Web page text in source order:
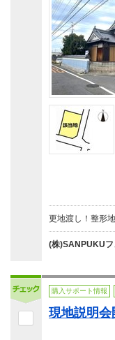
更地渡し！整形
(株)SANPUKU
購入サポート情報
現地説明会